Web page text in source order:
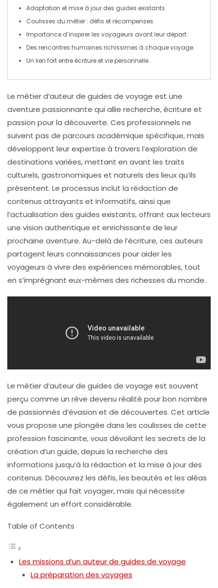
Adaptation etmise à jour des guides existants.
Coulisses du métier : défis etrécompenses.
Importance d’inspirerles voyageurs avant leur départ.
Des rencontres humaines richissimes à chaque voyage.
Un lien fort entre écriture etviepersonnelle.
Le métier d’auteur de guides de voyage est une
aventure passionnante qui allie recherche,écriture et
passion pour la découverte. Ces professionnels ne
suivent pas de parcours académique spécifique, mais
développent leurexpertise à travers l’exploration de
destinations variées, mettant en avant les traits
culturels,gastronomiques et naturels des lieux qu’ils
présentent. Le processus inclut la rédaction de
contenus attrayants et informatifs, ainsi que
l’actualisation des guides existants, offrant aux lecteurs
une vision authentique et enrichissante de leur
prochaine aventure. Au-delà de l’écriture, ces auteurs
partagent leurs connaissances pour aider les
voyageurs à vivre des expériences mémorables, tout
en s’imprégnant eux-mêmes des richesses du monde.
Le métier d’auteur de guides de voyage est souvent
perçu comme un rêve devenu réalité pour bon nombre
de passionnés d’évasion et de découvertes. Cet article
vous propose une plongée dans les coulisses de cette
profession fascinante, vous dévoilant les secrets de la
création d’un guide, depuis la recherche des
informations jusqu’à la rédaction et la mise à jour des
contenus. Découvrez les défis, les beautés et les aléas
de ce métier qui fait voyager, mais qui nécessite
également un effort considérable.
Table of Contents
Les missions d’un auteur de guides de voyage
La préparation des voyages